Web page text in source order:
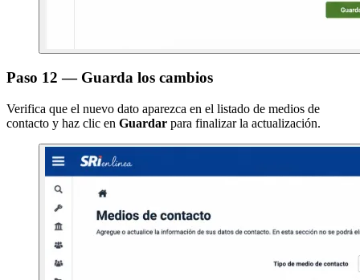
Paso 12 — Guarda los cambios
Verifica que el nuevo dato aparezca en el listado de medios de
contacto y haz clic en Guardar para finalizar la actualización.